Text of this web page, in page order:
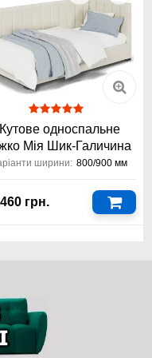
Foam з ефектом
піна (поліуретан), яка
контури, а після
до первісної
підтримку, зменшує
Кутове односпальне
Мія Шик-Галичина
ширини: 800/900 мм
грн.